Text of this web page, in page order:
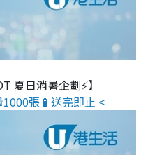
夏日消暑企劃⚡】
張🔋送完即止 <